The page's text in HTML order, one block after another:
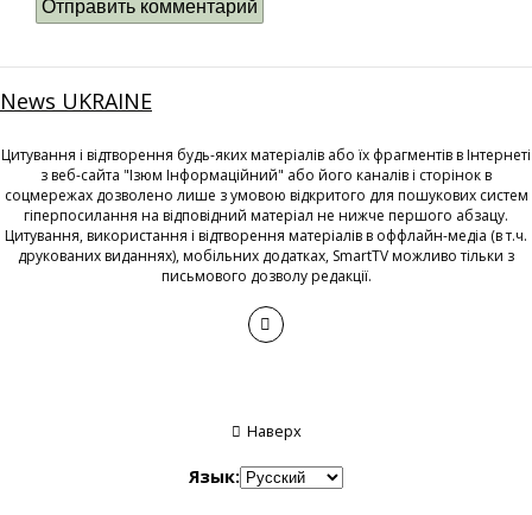
News UKRAINE
Цитування і відтворення будь-яких матеріалів або їх фрагментів в Інтернеті
з веб-сайта "Ізюм Інформаційний" або його каналів і сторінок в
соцмережах дозволено лише з умовою відкритого для пошукових систем
гіперпосилання на відповідний матеріал не нижче першого абзацу.
Цитування, використання і відтворення матеріалів в оффлайн-медіа (в т.ч.
друкованих виданнях), мобільних додатках, SmartTV можливо тільки з
письмового дозволу редакції.
Наверх
Язык: